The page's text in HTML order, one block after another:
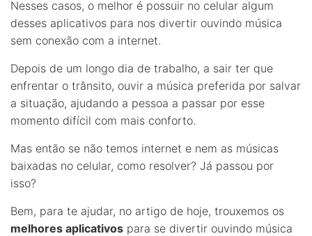
Nesses casos, o melhor é possuir no celular algum
desses aplicativos para nos divertir ouvindo música
sem conexão com a internet.
Depois de um longo dia de trabalho, a sair ter que
enfrentar o trânsito, ouvir a música preferida por salvar
a situação, ajudando a pessoa a passar por esse
momento difícil com mais conforto.
Mas então se não temos internet e nem as músicas
baixadas no celular, como resolver? Já passou por
isso?
Bem, para te ajudar, no artigo de hoje, trouxemos os
melhores aplicativos para se divertir ouvindo música